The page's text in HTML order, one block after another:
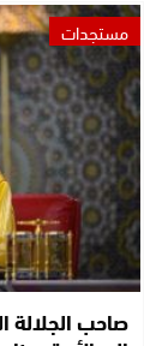
مستجدات
صاحب